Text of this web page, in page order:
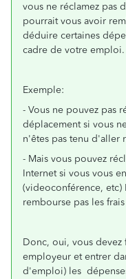
vous ne réclamez pas
pourrait vous avoir
déduire certaines
cadre de votre emploi.
Exemple:
- Vous ne pouvez pas
déplacement si vous
n'êtes pas tenu d'aller
- Mais vous pouvez
Internet si vous vous
(videoconférence,
rembourse pas les
Donc, oui, vous devez
employeur et entrer
d'emploi) les